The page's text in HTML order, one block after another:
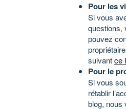
Pour les
Si vous
questions,
pouvez
suivantce
Pour le
Si vous
rétablir
blog, nous